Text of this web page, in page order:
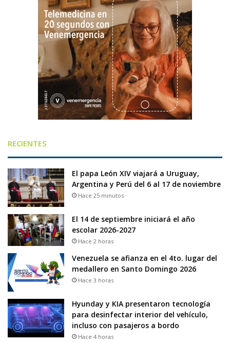
RECIENTES
El papa León XIV viajará a Uruguay,
Argentina y Perú del 6 al 17 de noviembre
Hace 25 minutos
El 14 de septiembre iniciará el año
escolar 2026-2027
Hace 2 horas
Venezuela se afianza en el 4to. lugar del
medallero en Santo Domingo 2026
Hace 3 horas
Hyunday y KIA presentaron tecnología
para desinfectar interior del vehículo,
incluso con pasajeros a bordo
Hace 4 horas